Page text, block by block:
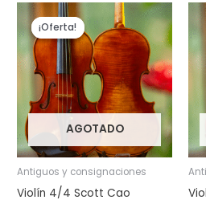
¡Oferta!
AGOTADO
¡Oferta!
Antiguos y consignaciones
Violín 4/4 Scott Cao
El
precio
original
era:
$3,220.00.
El
precio
actual
es:
$2,760.00.